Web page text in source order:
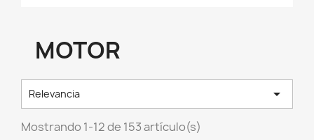
MOTOR
Relevancia 
Mostrando 1-12 de 153 artículo(s)